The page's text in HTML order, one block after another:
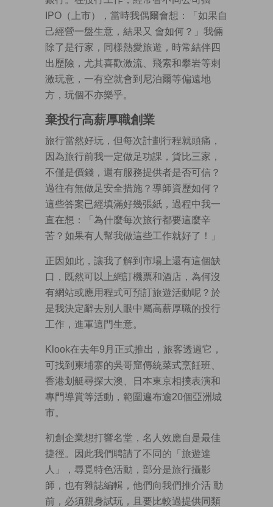
IPO（上市），當時我偶爾會想：「如果自
己經營一盤生意，結果又 會如何？」我倆
除了是行家，同樣熱愛旅遊，時常結伴四
出歷險，尤其喜歡激流、飛索和攀岩等刺
激玩意，一有空就會到尼泊爾等偏遠地
方，玩個不亦樂乎。
棄投行高薪厚職創業
旅行當然好玩，但每次計劃行程就頭痛，
因為旅行前我一定做足功課，貨比三家，
不僅是價錢，還有服務提供者是否可信？
過往有無做足安全措施？導師資歷如何？
這些答案已經填滿好幾張紙，過程中我一
直在想：「為什麼每次旅行都要這麼辛
苦？如果有人幫我做這些工作就好了！」
正因如此，讓我了解到市場上還有這個缺
口，既然可以上網訂機票和酒店，為何沒
有網站或應用程式可預訂旅遊活動呢？於
是我決定辭去別人眼中屬高薪厚職的投行
工作，進軍這門生意。
Klook在去年9月正式推出，旅客透過它，
可找到柬埔寨的吳哥窟傳統菜式烹飪班、
香港划艇尋探大澳、日本東京相撲表演和
專門導賞等活動，範圍遍布逾20個亞洲城
市。
初創企業想打響名堂，名人效應自是最佳
捷徑。因此我們聘請了不同的「旅遊達
人」，尋覓特色活動，部分是旅行攝影
師，也有雜誌編輯，他們向我們推介活 動
前，必須親身試玩，且要比較過提供同類